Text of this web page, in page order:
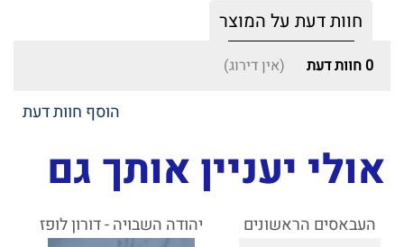
חוות דעת על המוצר
0 חוות דעת (אין דירוג)
הוסף חוות דעת
אולי יעניין אותך גם
העבאסים הראשונים יהודה השבויה - דורון לופז